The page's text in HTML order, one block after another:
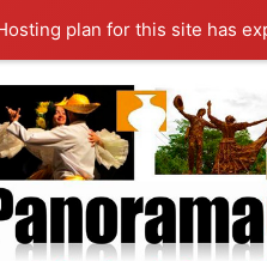
plan for this site has